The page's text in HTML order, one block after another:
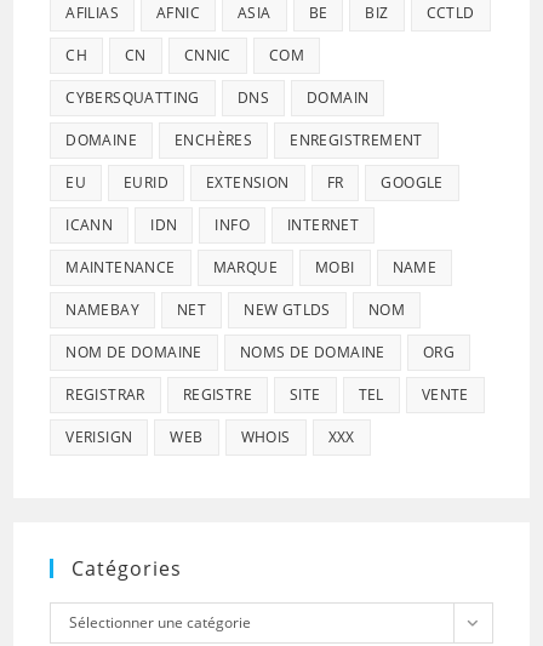
AFILIAS AFNIC ASIA BE BIZ CCTLD
CH CN CNNIC COM
CYBERSQUATTING DNS DOMAIN
DOMAINE ENCHÈRES ENREGISTREMENT
EU EURID EXTENSION FR GOOGLE
ICANN IDN INFO INTERNET
MAINTENANCE MARQUE MOBI NAME
NAMEBAY NET NEW GTLDS NOM
NOM DE DOMAINE NOMS DE DOMAINE ORG
REGISTRAR REGISTRE SITE TEL VENTE
VERISIGN WEB WHOIS XXX
Catégories
Catégories
Sélectionner une catégorie